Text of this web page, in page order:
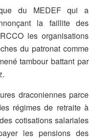
du MEDEF qui a
la faillite des
les organisations
du patronat comme
tambour battant par
draconiennes parce
régimes de retraite à
cotisations salariales
les pensions des